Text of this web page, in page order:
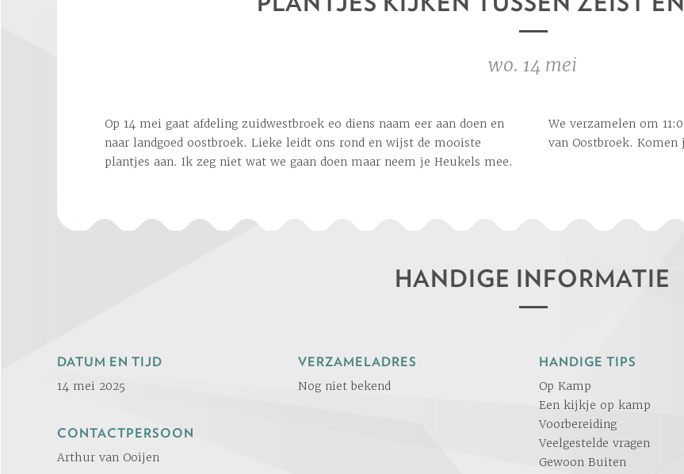
wo. 14 mei
Op 14 mei gaat afdeling zuidwestbroek eo diens naam eer aan doen en
naar landgoed oostbroek. Lieke leidt ons rond en wijst de mooiste
plantjes aan. Ik zeg niet wat we gaan doen maar neem je Heukels mee.
We verzamelen om 11:00 uur bij het bezoekerscentrum ’t Winkeltje
van Oostbroek.
HANDIGE INFORMATIE
DATUM EN TIJD
14 mei 2025
CONTACTPERSOON
Arthur van Ooijen
VERZAMELADRES
Nog niet bekend
HANDIGE TIPS
Op Kamp
Een kijkje op kamp
Voorbereiding
Veelgestelde vragen
Gewoon Buiten